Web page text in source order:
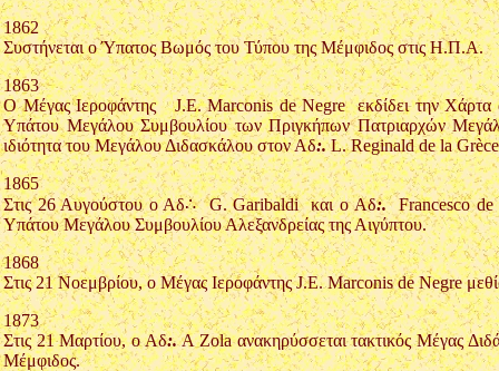
1862
Συστήνεται ο Ύπατος Βωμός του Τύπου της Μέμφιδος στις Η.Π.Α.
1863
Ο Μέγας Ιεροφάντης J.E. Marconis de Negre εκδίδει την Χάρτα
Υπάτου Μεγάλου Συμβουλίου των Πριγκήπων Πατριαρχών
ιδιότητα του Μεγάλου Διδασκάλου στον Αδ:.L. Reginald de la
1865
Στις 26 Αυγούστου ο Αδ∴ G. Garibaldi και ο Αδ:.Francesco de
Υπάτου Μεγάλου Συμβουλίου Αλεξανδρείας της Αιγύπτου.
1868
Στις 21 Νοεμβρίου, ο Μέγας Ιεροφάντης J.E. Marconis de Negre
1873
Στις 21 Μαρτίου, ο Αδ:.A Zola ανακηρύσσεται τακτικός Μέγας
Μέμφιδος.